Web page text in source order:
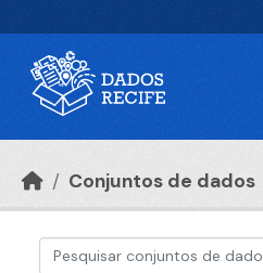
Conjuntos de dados